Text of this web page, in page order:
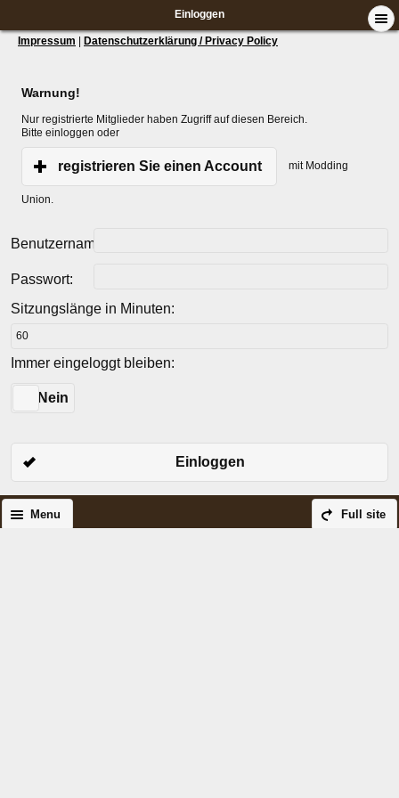
Einloggen
Impressum Datenschutzerklärung / Privacy Policy
Warnung!
Nur registrierte Mitglieder haben Zugriff auf diesen Bereich.
Bitte einloggen oder
registrieren Sie einen Account mit Modding
Union.
Benutzername:
Passwort:
Sitzungslänge in Minuten:
Immer eingeloggt bleiben:
Nein
Einloggen
Full site
Menu